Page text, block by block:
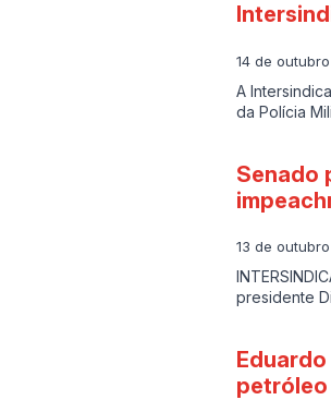
14 de
A
da Polícia
Senado
13 de
presidente